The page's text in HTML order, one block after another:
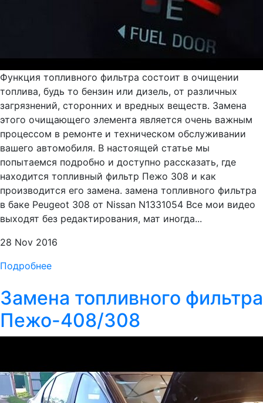
Функция топливного фильтра состоит в очищении
топлива, будь то бензин или дизель, от различных
загрязнений, сторонних и вредных веществ. Замена
этого очищающего элемента является очень важным
процессом в ремонте и техническом обслуживании
вашего автомобиля. В настоящей статье мы
попытаемся подробно и доступно рассказать, где
находится топливный фильтр Пежо 308 и как
производится его замена. замена топливного фильтра
в баке Peugeot 308 от Nissan N1331054 Все мои видео
выходят без редактирования, мат иногда...
28 Nov 2016
Подробнее
Замена топливного фильтра
Пежо-408/308